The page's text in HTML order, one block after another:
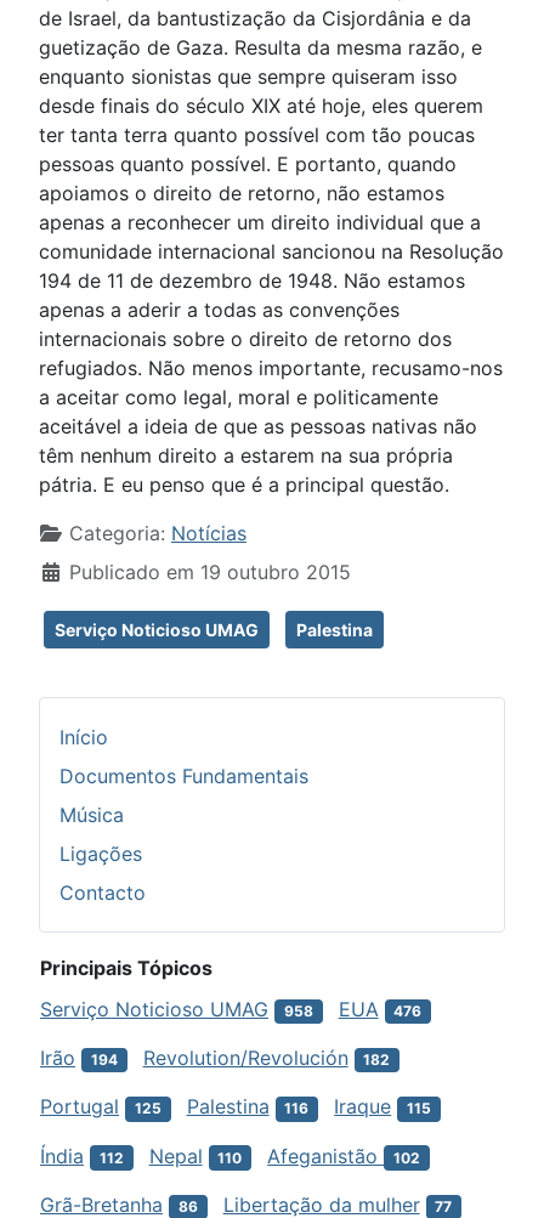
de Israel, da bantustização da Cisjordânia e da
guetização de Gaza. Resulta da mesma razão, e
enquanto sionistas que sempre quiseram isso
desde finais do século XIX até hoje, eles querem
ter tanta terra quanto possível com tão poucas
pessoas quanto possível. E portanto, quando
apoiamos o direito de retorno, não estamos
apenas a reconhecer um direito individual que a
comunidade internacional sancionou na Resolução
194 de 11 de dezembro de 1948. Não estamos
apenas a aderir a todas as convenções
internacionais sobre o direito de retorno dos
refugiados. Não menos importante, recusamo-nos
a aceitar como legal, moral e politicamente
aceitável a ideia de que as pessoas nativas não
têm nenhum direito a estarem na sua própria
pátria. E eu penso que é a principal questão.
Detalhes
Categoria: Notícias
Publicado em 19 outubro 2015
Serviço Noticioso UMAG Palestina
Início
Documentos Fundamentais
Música
Ligações
Contacto
Principais Tópicos
Serviço Noticioso UMAG
958 EUA 476
Irão 194 Revolution/Revolución 182
Portugal 125 Palestina 116 Iraque 115
Índia 112 Nepal 110 Afeganistão 102
Grã-Bretanha 86 Libertação da mulher 77